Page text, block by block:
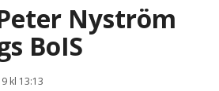
Nyström
BoIS
kl 13:13